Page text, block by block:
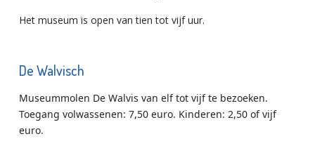
Het museum is open van tien tot vijf uur.
De Walvisch
Museummolen De Walvis van elf tot vijf te bezoeken.
Toegang volwassenen: 7,50 euro. Kinderen: 2,50 of vijf
euro.